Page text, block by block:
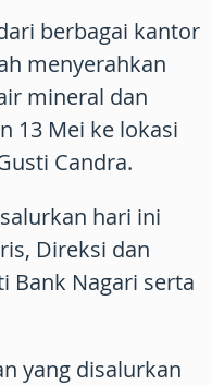
berbagai kantor
menyerahkan
mineral dan
13 Mei ke lokasi
Candra.
hari ini
Direksi dan
Bank Nagari serta
yang disalurkan